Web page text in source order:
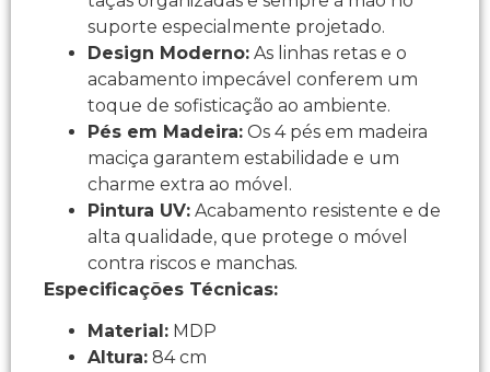
suporte especialmente projetado.
Design Moderno: As linhas retas e o
acabamento impecável conferem um
toque de sofisticação ao ambiente.
Pés em Madeira: Os 4 pés em madeira
maciça garantem estabilidade e um
charme extra ao móvel.
Pintura UV: Acabamento resistente e de
alta qualidade, que protege o móvel
contra riscos e manchas.
Especificações Técnicas:
Material: MDP
Altura: 84 cm